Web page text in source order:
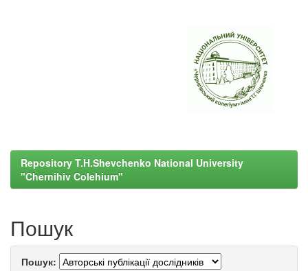
Repository T.H.Shevchenko National University
"Chernihiv Colehium"
Пошук
Пошук: